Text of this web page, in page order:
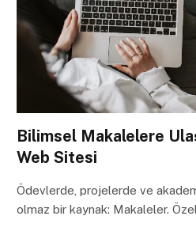
Bilimsel Makalelere
Web Sitesi
Ödevlerde, projelerde ve
olmaz bir kaynak: Makaleler.